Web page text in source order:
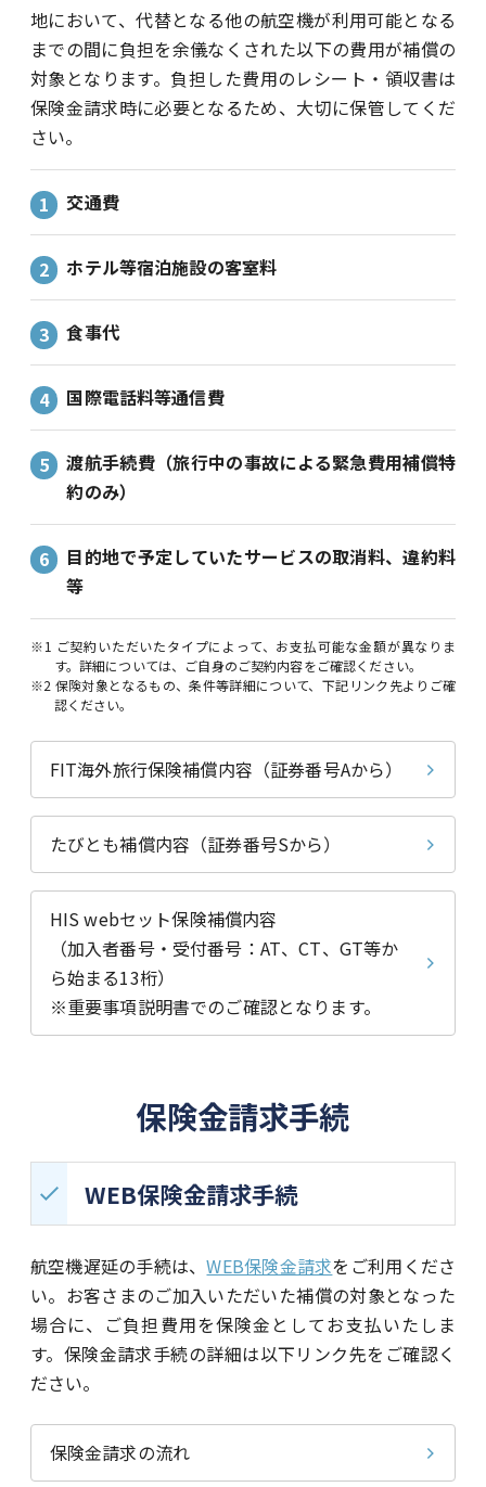
地において、代替となる他の航空機が利用可能となる
までの間に負担を余儀なくされた以下の費用が補償の
対象となります。負担した費用のレシート・領収書は
保険金請求時に必要となるため、大切に保管してくだ
さい。
交通費
ホテル等宿泊施設の客室料
食事代
国際電話料等通信費
渡航手続費（旅行中の事故による緊急費用補償特
約のみ）
目的地で予定していたサービスの取消料、違約料
等
※1 ご契約いただいたタイプによって、お支払可能な金額が異なりま
す。詳細については、ご自身のご契約内容をご確認ください。
※2 保険対象となるもの、条件等詳細について、下記リンク先よりご確
認ください。
FIT海外旅行保険補償内容 （証券番号Aから）
たびとも補償内容 （証券番号Sから）
HIS webセット保険補償内容
（加入者番号・受付番号：AT、CT、GT等か
ら始まる13桁）
※重要事項説明書でのご確認となります。
保険金請求手続
WEB保険金請求手続
航空機遅延の手続は、WEB保険金請求をご利用くださ
い。お客さまのご加入いただいた補償の対象となった
場合に、ご負担費用を保険金としてお支払いたしま
す。保険金請求手続の詳細は以下リンク先をご確認く
ださい。
保険金請求の流れ